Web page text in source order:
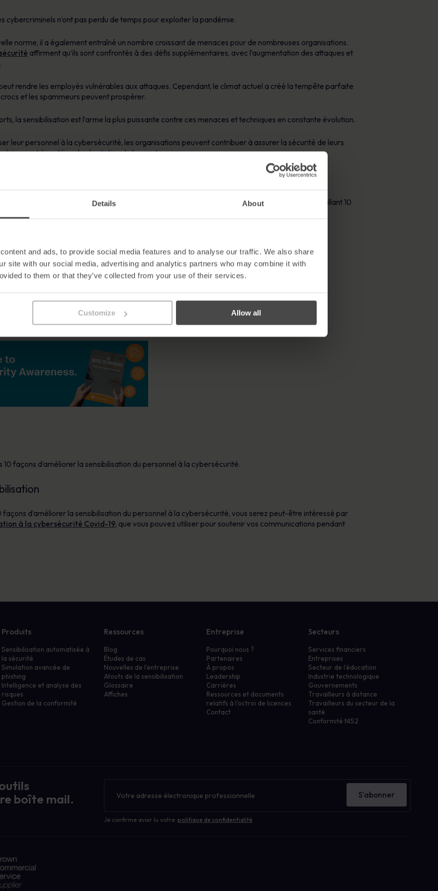
Details About
and ads, to provide social media features and to analyse our traffic. We also share
site with our social media, advertising and analytics partners who may combine it with
to them or that they’ve collected from your use of their services.
Customize Allow all
cybercriminels n’ont pas perdu de temps pour exploiter la pandémie.
norme, il a également entraîné un nombre croissant de menaces pour de nombreuses organisations.
affirment qu’ils sont confrontés à des défis supplémentaires, avec l’augmentation des attaques et
rendre les employés vulnérables aux attaques. Cependant, le climat actuel a créé la tempête parfaite
et les spammeurs peuvent prospérer.
la sensibilisation est l’arme la plus puissante contre ces menaces et techniques en constante évolution.
leur personnel à la cybersécurité, les organisations peuvent contribuer à assurer la sécurité de leurs
et à protéger la réputation de leur entreprise.
du personnel à la cybersécurité
de cybermenaces en cette période d’incertitude, MetaCompliance a lancé un guide gratuit, détaillant 10
du personnel à la cybersécurité, dès maintenant.
à la cybersécurité qui réduise le risque d’atteinte à la protection des données ?
programme de sensibilisation à la cybersécurité soit efficace ?
du personnel à la cybersécurité, que vous pouvez mettre en œuvre dès aujourd’hui
façons d’améliorer la sensibilisation du personnel à la cybersécurité.
façons d’améliorer la sensibilisation du personnel à la cybersécurité, vous serez peut-être intéressé par
à la cybersécurité Covid-19, que vous pouvez utiliser pour soutenir vos communications pendant
Produits
Sensibilisation automatisée à
la sécurité
Simulation avancée de
phishing
Intelligence et analyse des
risques
Gestion de la conformité
Ressources
Blog
Études de cas
Nouvelles de l'entreprise
Atouts de la sensibilisation
Glossaire
Affiches
Entreprise
Pourquoi nous ?
Partenaires
À propos
Leadership
Carrières
Ressources et documents
relatifs à l'octroi de licences
Contact
Secteurs
Services financiers
Entreprises
Secteur de l'éducation
Industrie technologique
Gouvernements
Travailleurs à distance
Travailleurs du secteur de la
santé
Conformité NIS2
boîte mail.
d'information
Je confirme avoir lu votre politique de confidentialité
S'abonner